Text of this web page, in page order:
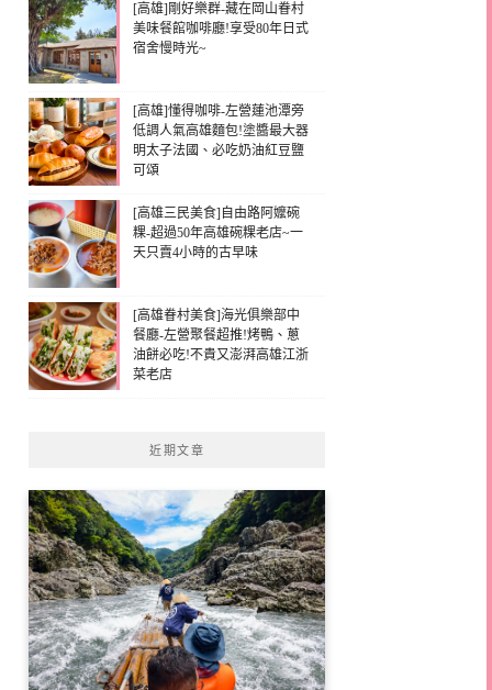
[高雄]剛好樂群-藏在岡山眷村
美味餐館咖啡廳!享受80年日式
宿舍慢時光~
[高雄]懂得咖啡-左營蓮池潭旁
低調人氣高雄麵包!塗醬最大器
明太子法國、必吃奶油紅豆鹽
可頌
[高雄三民美食]自由路阿嬤碗
粿-超過50年高雄碗粿老店~一
天只賣4小時的古早味
[高雄眷村美食]海光俱樂部中
餐廳-左營聚餐超推!烤鴨、蔥
油餅必吃!不貴又澎湃高雄江浙
菜老店
近期文章